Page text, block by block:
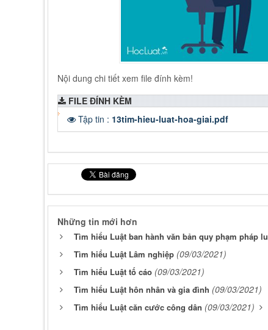
Nội dung chi tiết xem file đính kèm!
FILE ĐÍNH KÈM
Tập tin : 13tim-hieu-luat-hoa-giai.pdf
Những tin mới hơn
Tìm hiểu Luật ban hành văn bản quy phạm pháp
Tìm hiểu Luật Lâm nghiệp (09/03/2021)
Tìm hiểu Luật tố cáo (09/03/2021)
Tìm hiểu Luật hôn nhân và gia đình (09/03/2021)
Tìm hiểu Luật căn cước công dân (09/03/2021)